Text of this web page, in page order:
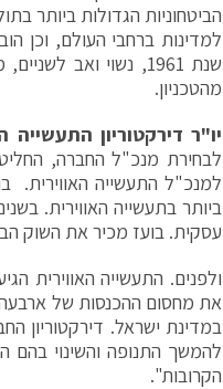
למדינות ברחבי העולם, וכן
שנת 1961, נשוי ואב
מהטכניון.
יו"ר דירקטוריון התעשייה
לבחירת מנכ"ל החברה,
למנכ"ל התעשייה האווירית.
ביותר בתעשייה האווירית.
עסקית. בועז מכיר את השוק
ולפנים. התעשייה האווירית
את מחסום ההכנסות של ארבעה
במדינת ישראל. דירקטוריון
להמשך התנופה והשינוי בהם
הקרובות".